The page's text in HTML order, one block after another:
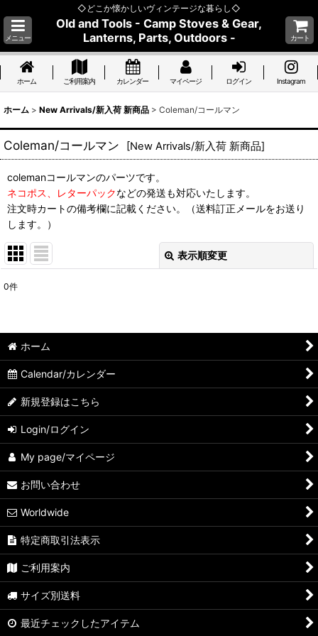
◇どこか懐かしいヴィンテージな暮らし◇
メニュー
Old and Tools - Camp Stoves & Gear,
Lanterns, Parts, Outdoors -
カート
ホーム ご利用案内 カレンダー マイページ ログイン Instagram
ホーム > New Arrivals/新入荷 新商品 > Coleman/コールマン
Coleman/コールマン [New Arrivals/新入荷 新商品]
colemanコールマンのパーツです。
ネコポス、レターパックなどの発送も対応いたします。
注文時カートの備考欄に記載ください。（送料訂正メールをお送り
します。）
表示順変更
並び順:
0件
ホーム
Calendar/カレンダー
新規登録はこちら
Login/ログイン
My page/マイページ
お問い合わせ
Worldwide
特定商取引法表示
ご利用案内
サイズ別送料
最近チェックしたアイテム